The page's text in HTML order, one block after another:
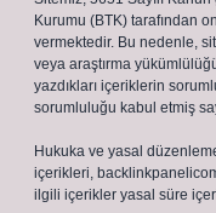
Kurumu (BTK) tarafından
vermektedir. Bu nedenle,
veya araştırma
yazdıkları içeriklerin
sorumluluğu kabul etmiş
Hukuka ve yasal
içerikleri,
ilgili içerikler yasal süre